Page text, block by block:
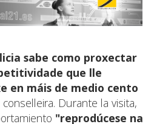
sabe como proxectar
que lle
en máis de medio cento
Durante la visita,
"reprodúcese na